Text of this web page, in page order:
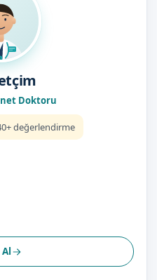
Doktoru
değerlendirme